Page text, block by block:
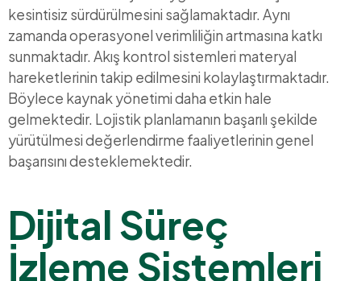
kesintisiz sürdürülmesini sağlamaktadır. Aynı
zamanda operasyonel verimliliğin artmasına katkı
sunmaktadır. Akış kontrol sistemleri materyal
hareketlerinin takip edilmesini kolaylaştırmaktadır.
Böylece kaynak yönetimi daha etkin hale
gelmektedir. Lojistik planlamanın başarılı şekilde
yürütülmesi değerlendirme faaliyetlerinin genel
başarısını desteklemektedir.
Dijital Süreç
İzleme Sistemleri